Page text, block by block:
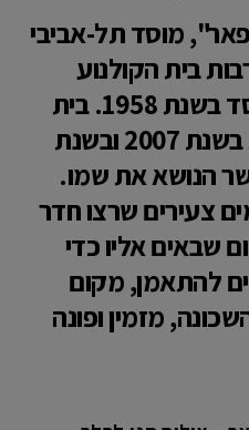
מוסד תל-אביבי
בית הקולנוע
1958.
בית
הקולנוע נסגר להקרנות בשנת 2007 ובשנת
הנושא את שמו.
צעירים שרצו חדר
שבאים אליו כדי
להתאמן, מקום
מזמין ופונה